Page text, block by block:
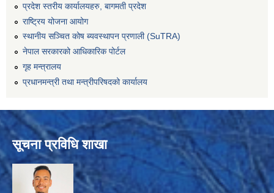
प्रदेश स्तरीय कार्यालयहरु, बागमती प्रदेश
राष्ट्रिय योजना आयोग
स्थानीय सञ्चित कोष ब्यवस्थापन प्रणाली (SuTRA)
नेपाल सरकारको आधिकारिक पोर्टल
गृह मन्त्रालय
प्रधानमन्त्री तथा मन्त्रीपरिषदको कार्यालय
सूचना प्रविधि शाखा